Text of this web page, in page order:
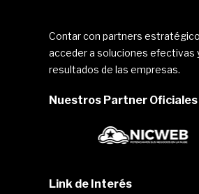
Contar con partners
acceder a soluciones efectivas
resultados de las empresas.
Nuestros Partner Oficiales
Link de Interés